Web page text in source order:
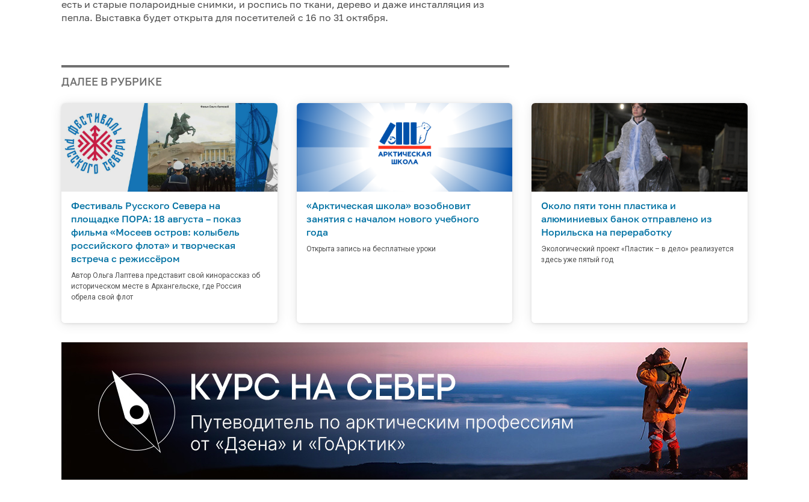
есть и старые полароидные снимки, и роспись по ткани, дерево и даже инсталляция из
пепла. Выставка будет открыта для посетителей с 16 по 31 октября.
ДАЛЕЕ В РУБРИКЕ
Фестиваль Русского Севера на
площадке ПОРА: 18 августа – показ
фильма «Мосеев остров: колыбель
российского флота» и творческая
встреча с режиссёром
Автор Ольга Лаптева представит свой кинорассказ об
историческом месте в Архангельске, где Россия
обрела свой флот
«Арктическая школа» возобновит
занятия с началом нового учебного
года
Открыта запись на бесплатные уроки
Около пяти тонн пластика и
алюминиевых банок отправлено из
Норильска на переработку
Экологический проект «Пластик – в дело» реализуется
здесь уже пятый год